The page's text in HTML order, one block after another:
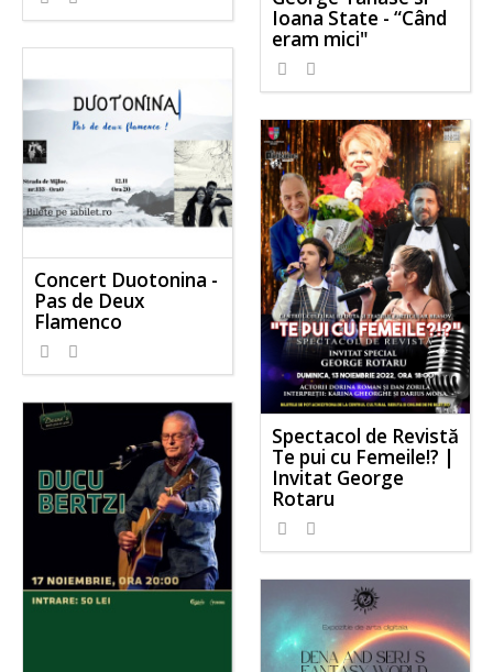
Ioana State - “Când
eram mici"
Concert Duotonina -
Pas de Deux
Flamenco
Spectacol de Revistă
Te pui cu Femeile!? |
Invitat George
Rotaru